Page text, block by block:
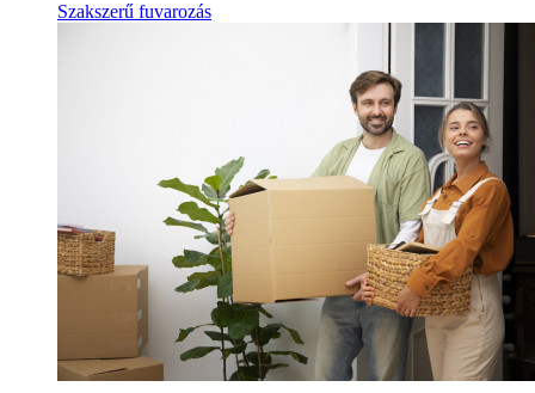
Szakszerű fuvarozás